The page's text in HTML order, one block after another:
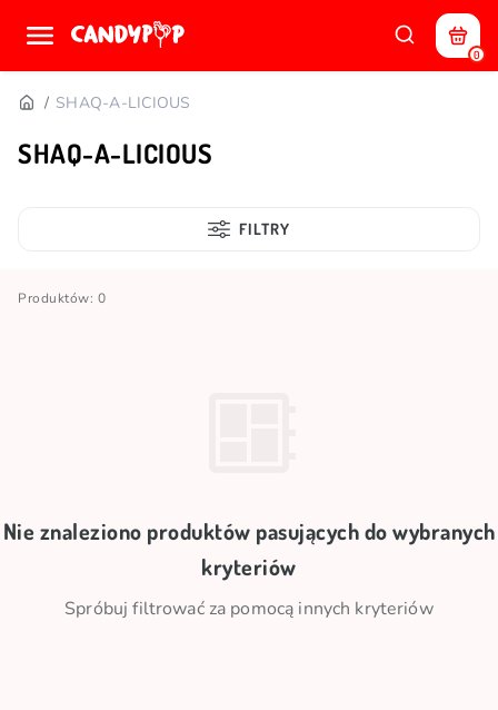
0
SHAQ-A-LICIOUS
SHAQ-A-LICIOUS
FILTRY
Produktów: 0
Nie znaleziono produktów pasujących do wybranych
kryteriów
Spróbuj filtrować za pomocą innych kryteriów